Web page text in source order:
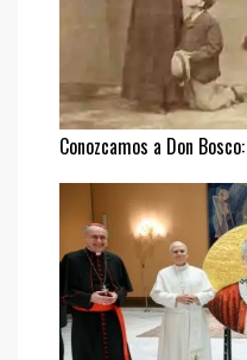
Conozcamos a Don